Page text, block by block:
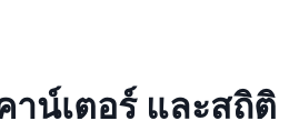
น์เตอร์ และสถิติ